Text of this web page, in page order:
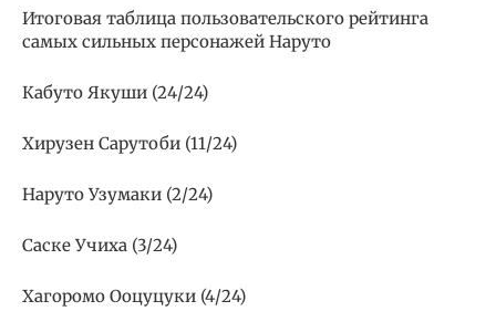
Итоговая таблица пользовательского рейтинга
самых сильных персонажей Наруто
Кабуто Якуши (24/24)
Хирузен Сарутоби (11/24)
Наруто Узумаки (2/24)
Саске Учиха (3/24)
Хагоромо Ооцуцуки (4/24)